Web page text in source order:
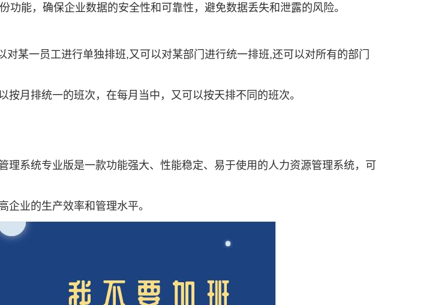
功能，确保企业数据的安全性和可靠性，避免数据丢失和泄露的风险。
对某一员工进行单独排班,又可以对某部门进行统一排班,还可以对所有的部门
按月排统一的班次，在每月当中，又可以按天排不同的班次。
理系统专业版是一款功能强大、性能稳定、易于使用的人力资源管理系统，可
企业的生产效率和管理水平。